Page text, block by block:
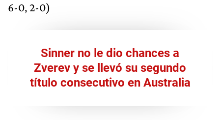
6-0, 2-0)
Sinner no le dio chances a
Zverev y se llevó su segundo
título consecutivo en Australia